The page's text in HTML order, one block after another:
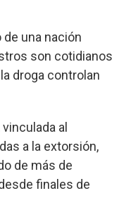
de una nación
son cotidianos
droga controlan
al
a la extorsión,
de más de
finales de